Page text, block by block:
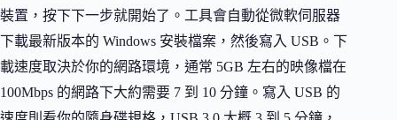
裝置，按下下一步就開始了。工具會自動從微軟伺服器
下載最新版本的 Windows 安裝檔案，然後寫入 USB。下
載速度取決於你的網路環境，通常 5GB 左右的映像檔在
100Mbps 的網路下大約需要 7 到 10 分鐘。寫入 USB 的